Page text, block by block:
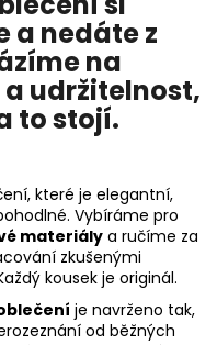
a nedáte z
na
a udržitelnost,
to stojí.
které je elegantní,
Vybíráme pro
materiály a ručíme za
zkušenými
kousek je originál.
je navrženo tak,
od běžných